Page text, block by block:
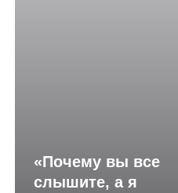
«Почему вы все
слышите, а я